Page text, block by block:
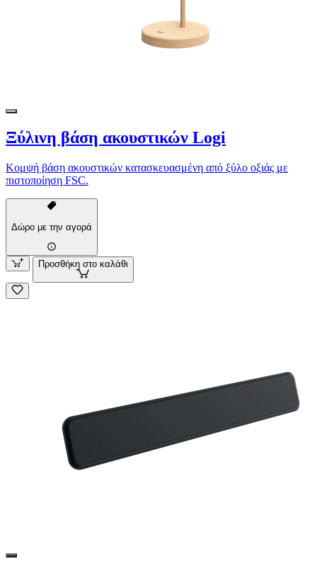
Ξύλινη βάση ακουστικών Logi
Κομψή βάση ακουστικών κατασκευασμένη από ξύλο οξιάς με
πιστοποίηση FSC.
Δώρο με την αγορά
Προσθήκη στο καλάθι